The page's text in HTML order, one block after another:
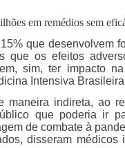
em remédios sem
que desenvolvem
que os efeitos
sim, ter impacto
Intensiva
maneira indireta, ao
que poderia ir
de combate à
disseram